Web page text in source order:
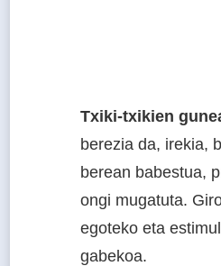
Txiki-txikien
berezia da, irekia,
berean babestua,
ongi mugatuta.
egoteko eta
gabekoa.